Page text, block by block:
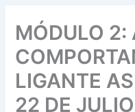
MÓDULO 2:
LIGANTE
22 DE